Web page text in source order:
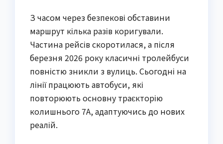
З часом через безпекові обставини
маршрут кілька разів коригували.
Частина рейсів скоротилася, а після
березня 2026 року класичні тролейбуси
повністю зникли з вулиць. Сьогодні на
лінії працюють автобуси, які
повторюють основну траєкторію
колишнього 7А, адаптуючись до нових
реалій.